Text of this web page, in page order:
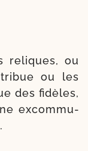
reliques, ou
ou les
des fidèles,
excom­mu­